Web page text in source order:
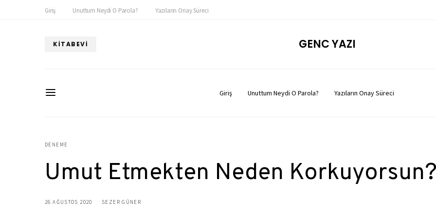
Giriş Unuttum Neydi O Parola? Yazıların Onay Süreci
KITABEVI GENC YAZI
Giriş Unuttum Neydi O Parola? Yazıların Onay Süreci
DENEME
Umut Etmekten Neden
26 AĞUSTOS 2020 SEZER GÜNER